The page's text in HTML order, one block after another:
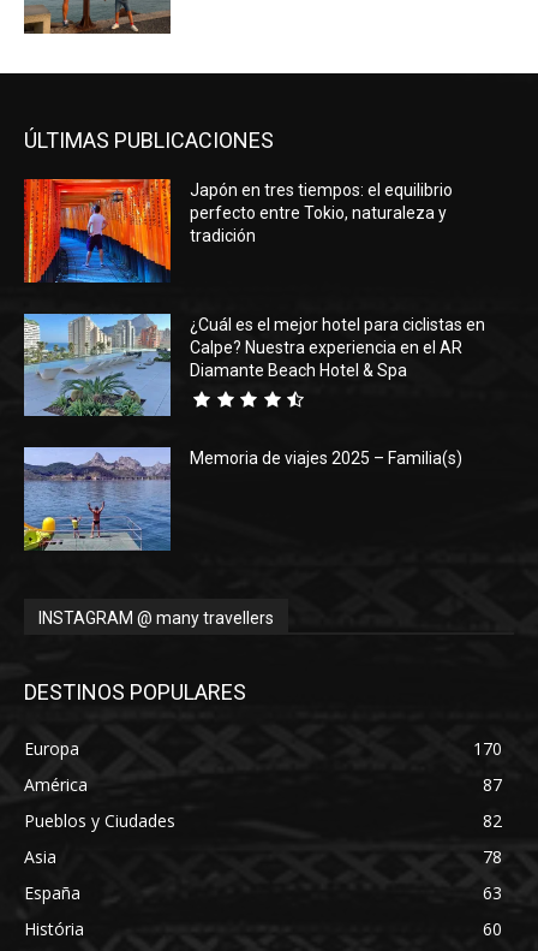
ÚLTIMAS PUBLICACIONES
Japón en tres tiempos: el equilibrio
perfecto entre Tokio, naturaleza y
tradición
¿Cuál es el mejor hotel para ciclistas en
Calpe? Nuestra experiencia en el AR
Diamante Beach Hotel & Spa
Memoria de viajes 2025 – Familia(s)
INSTAGRAM @ many travellers
DESTINOS POPULARES
Europa
170
América
87
Pueblos y Ciudades
82
Asia
78
España
63
História
60